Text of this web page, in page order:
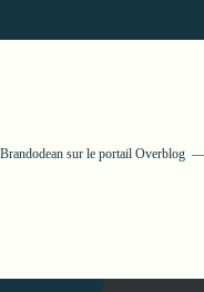
Brandodean sur le portail Overblog